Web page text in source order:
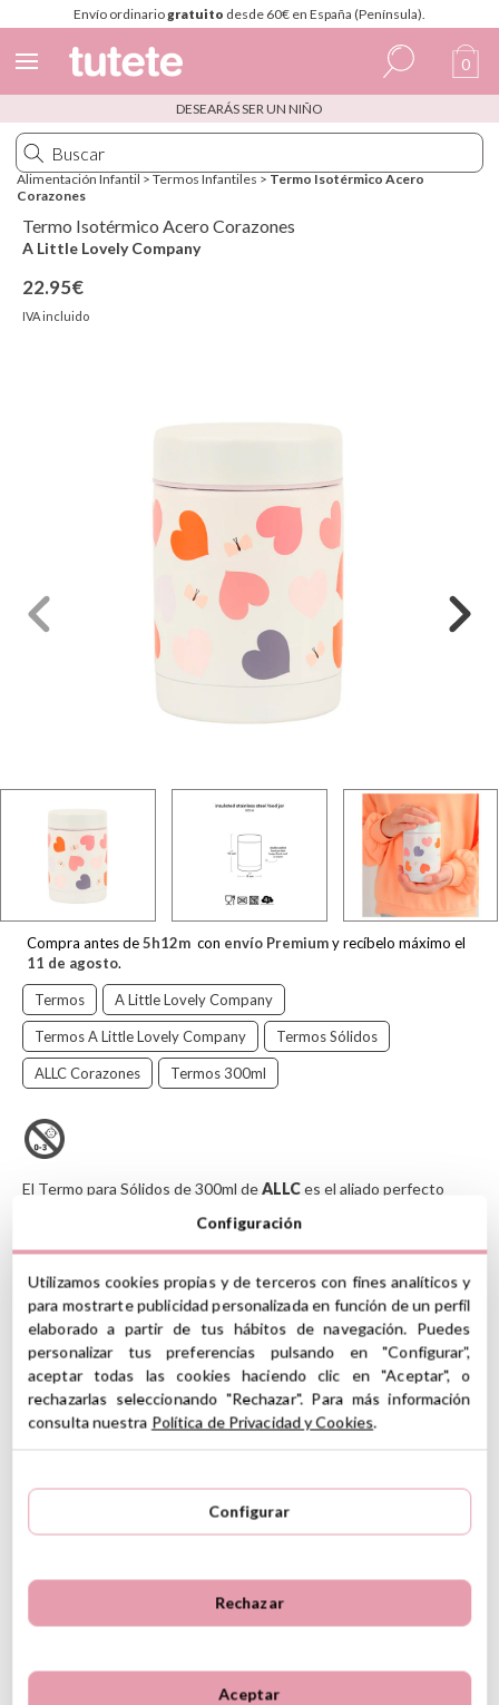
Envío ordinariogratuito desde 60€ en España (Península).
Español
Italiano
Portugués
0
DESEARÁS SER UN NIÑO
Alimentación Infantil > Termos Infantiles > Termo Isotérmico Acero
Corazones
Termo Isotérmico Acero Corazones
A Little Lovely Company
22.95€
IVA incluido
Compra antes de5h12m con envío Premiumy recíbelo máximo el
11 de agosto.
Termos A Little Lovely Company
Termos A Little Lovely Company Termos Sólidos
ALLC Corazones Termos 300ml
El Termo para Sólidos de 300ml deALLCes el aliado perfecto
donde quiera que te lleve el día. Su diseño está pensado para
transportar alimentos como purés, cremas, sopas, o incluso fruta
y yogur, manteniendo todas sus propiedades y sabor.
Este termo es esencial para padres que buscan soluciones
prácticas para las comidas de sus bebés y niños pequeños, o para
cualquier adulto que quiera disfrutar de un almuerzo o cena
caliente sin necesidad de microondas.
Puedes ver todos los artículos de la colecciónCorazones
haciendo clicAQUÍ
Material: Fabricado con acero Inoxidable de doble pared al
vacío
Capacidad: 300ml
Aislamiento de doble pared
Tapón de rosca
Cero fugas
Mantiene los alimentos fríos y calientes hasta 6 horas
Configuración
Utilizamos cookies propias y de terceros con fines analíticos y
para mostrarte publicidad personalizada en función de un perfil
elaborado a partir de tus hábitos de navegación. Puedes
personalizar tus preferencias pulsando en "Configurar",
aceptar todas las cookies haciendo clic en "Aceptar", o
rechazarlas seleccionando "Rechazar". Para más información
consulta nuestra Política de Privacidad y Cookies.
Configurar
Rechazar
Aceptar